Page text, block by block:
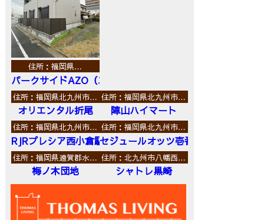
住所：福岡県…
パークサイドAZO（エーゼットオー）
住所：福岡県北九州市…
オリエンタル折尾
住所：福岡県北九州市…
陣山ハイマート
住所：福岡県北九州市…
RJRプレシア西小倉駅前
住所：福岡県北九州市…
セジュールオッツ壱番館
住所：福岡県遠賀郡水…
梅ノ木団地
住所：北九州市八幡西…
シャトレ黒崎